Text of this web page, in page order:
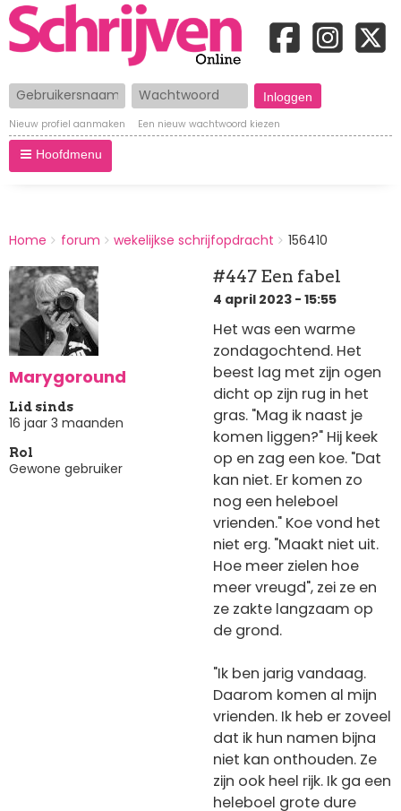
Gebruikersnaam Wachtwoord
Nieuw profiel aanmaken Een nieuw wachtwoord kiezen
Hoofdmenu
BREADCRUMBS
You
here:
Home forum wekelijkse schrijfopdracht 156410
Marygoround
Lid sinds
16 jaar 3 maanden
Rol
Gewone gebruiker
#447 Een fabel
4 april 2023 - 15:55
Het was een warme
zondagochtend. Het
beest lag met zijn ogen
dicht op zijn rug in het
gras. "Mag ik naast je
komen liggen?" Hij keek
op en zag een koe. "Dat
kan niet. Er komen zo
nog een heleboel
vrienden." Koe vond het
niet erg. "Maakt niet uit.
Hoe meer zielen hoe
meer vreugd", zei ze en
ze zakte langzaam op
de grond.
"Ik ben jarig vandaag.
Daarom komen al mijn
vrienden. Ik heb er zoveel
dat ik hun namen bijna
niet kan onthouden. Ze
zijn ook heel rijk. Ik ga een
heleboel grote dure